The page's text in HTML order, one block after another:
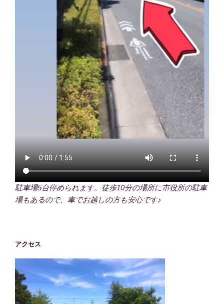
駐車場5台停められます。徒歩10分の場所に市役所の駐車
場もあるので、車でお越しの方も安心です♪
アクセス